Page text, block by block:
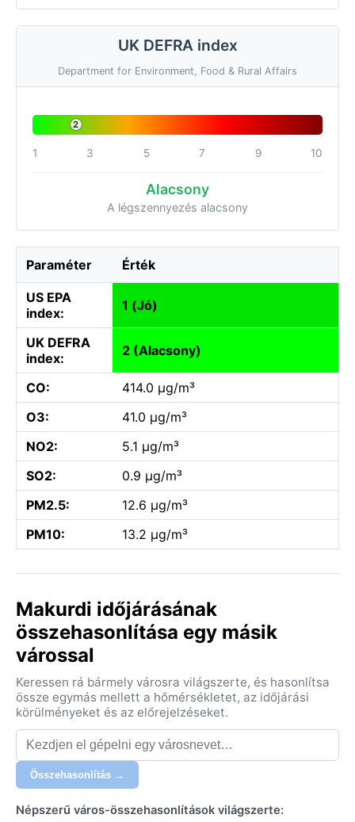
UK DEFRA index
Department for Environment, Food & Rural Affairs
2
1 3 5 7 9 10
Alacsony
A légszennyezés alacsony
Paraméter Érték
US EPA
index:
1 (Jó)
UK DEFRA
index:
2 (Alacsony)
CO:
414.0 µg/m³
O3:
41.0 µg/m³
NO2:
5.1 µg/m³
SO2:
0.9 µg/m³
PM2.5:
12.6 µg/m³
PM10:
13.2 µg/m³
Makurdi időjárásának
összehasonlítása egy másik
várossal
Keressen rá bármely városra világszerte, és hasonlítsa
össze egymás mellett a hőmérsékletet, az időjárási
körülményeket és az előrejelzéseket.
Összehasonlítás →
Népszerű város-összehasonlítások világszerte: